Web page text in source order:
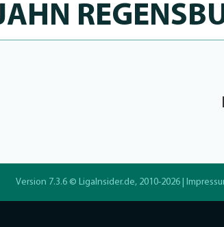
Version 7.3.6 © LigaInsider.de, 2010-2026 |